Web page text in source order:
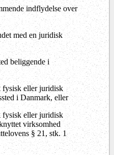
indflydelse over
med en juridisk
beliggende i
fysisk eller juridisk
i Danmark, eller
fysisk eller juridisk
virksomhed
§ 21, stk. 1